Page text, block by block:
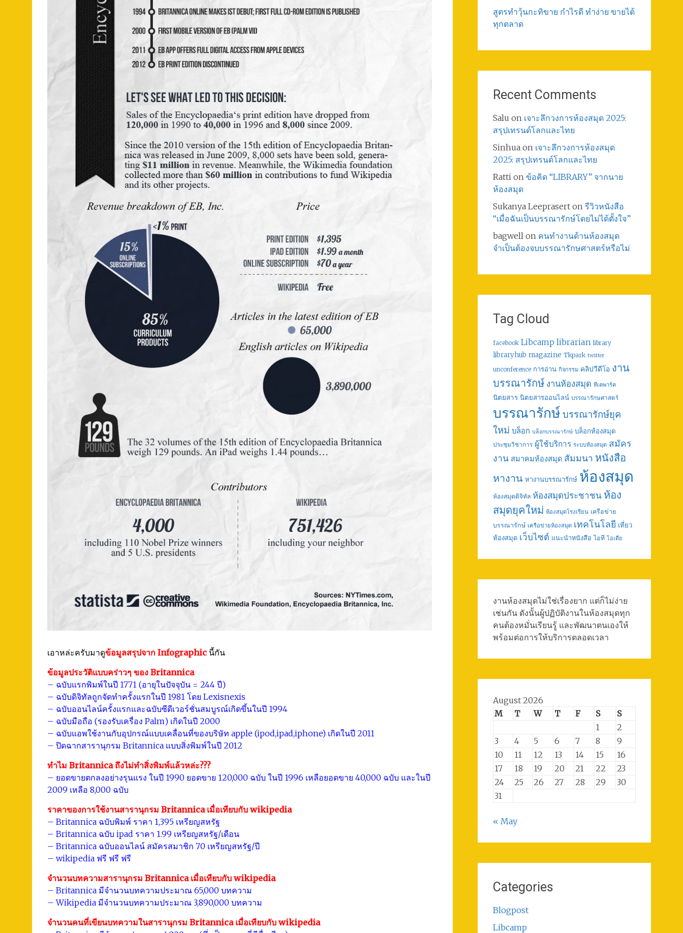
เอาหล่ะครับมาดูข้อมูลสรุปจาก Infographic นี้กัน
ข้อมูลประวัติแบบคร่าวๆ ของ Britannica
– ฉบับแรกพิมพ์ในปี 1771 (อายุในปัจจุบัน = 244 ปี)
– ฉบับดิจิทัลถูกจัดทำครั้งแรกในปี 1981 โดย Lexisnexis
– ฉบับออนไลน์ครั้งแรกและฉบับซีดีเวอร์ชั่นสมบูรณ์เกิดขึ้นในปี 1994
– ฉบับมือถือ (รองรับเครื่อง Palm) เกิดในปี 2000
– ฉบับแอพใช้งานกับอุปกรณ์แบบเคลื่อนที่ของบริษัท apple (ipod,ipad,iphone) เกิดในปี 2011
– ปิดฉากสารานุกรม Britannica แบบสิ่งพิมพ์ในปี 2012
ทำไม Britannica ถึงไม่ทำสิ่งพิมพ์แล้วหล่ะ???
– ยอดขายตกลงอย่างรุนแรง ในปี 1990 ยอดขาย 120,000 ฉบับ ในปี 1996 เหลือยอดขาย 40,000 ฉบับ และในปี
2009 เหลือ 8,000 ฉบับ
ราคาของการใช้งานสารานุกรม Britannica เมื่อเทียบกับ wikipedia
– Britannica ฉบับพิมพ์ ราคา 1,395 เหรียญสหรัฐ
– Britannica ฉบับ ipad ราคา 1.99 เหรียญสหรัฐ/เดือน
– Britannica ฉบับออนไลน์ สมัครสมาชิก 70 เหรียญสหรัฐ/ปี
– wikipedia ฟรี ฟรี ฟรี
จำนวนบทความสารานุกรม Britannica เมื่อเทียบกับ wikipedia
– Britannica มีจำนวนบทความประมาณ 65,000 บทความ
– Wikipedia มีจำนวนบทความประมาณ 3,890,000 บทความ
จำนวนคนที่เขียนบทความในสารานุกรม Britannica เมื่อเทียบกับ wikipedia
สูตรทําวุ้นกะทิขาย กำไรดี ทำง่าย ขายได้
ทุกตลาด
Recent Comments
Salu on เจาะลึกวงการห้องสมุด 2025:
สรุปเทรนด์โลกและไทย
Sinhuaon เจาะลึกวงการห้องสมุด
2025: สรุปเทรนด์โลกและไทย
Rattion ข้อคิด “LIBRARY” จากนาย
ห้องสมุด
Sukanya Leepraserton รีวิวหนังสือ
“เมื่อฉันเป็นบรรณารักษ์โดยไม่ได้ตั้งใจ”
bagwellon คนทำงานด้านห้องสมุด
จำเป็นต้องจบบรรณารักษศาสตร์หรือไม่
Tag Cloud
facebook Libcamp librarian library
libraryhub magazine Tkpark twitter
unconference การอ่าน กิจกรรม คลิปวีดีโอ งาน
บรรณารักษ์ งานห้องสมุด ทีเคพาร์ค
นิตยสาร นิตยสารออนไลน์ บรรณารักษศาสตร์
บรรณารักษ์ บรรณารักษ์ยุค
ใหม่ บล็อก บล็อกบรรณารักษ์ บล็อกห้องสมุด
ประชุมวิชาการ ผู้ใช้บริการ ระบบห้องสมุด สมัคร
งาน สมาคมห้องสมุด สัมมนา หนังสือ
หางาน หางานบรรณารักษ์ ห้องสมุด
ห้องสมุดดิจิทัล ห้องสมุดประชาชน ห้อง
สมุดยุคใหม่ ห้องสมุดโรงเรียน เครือข่าย
บรรณารักษ์ เครือข่ายห้องสมุด เทคโนโลยี เที่ยว
ห้องสมุด เว็บไซต์ แนะนำหนังสือ ไอที ไอเดีย
งานห้องสมุดไม่ใช่เรื่องยาก แต่ก็ไม่ง่าย
เช่นกัน ดังนั้นผู้ปฏิบัติงานในห้องสมุดทุก
คนต้องหมั่นเรียนรู้ และพัฒนาตนเองให้
พร้อมต่อการให้บริการตลอดเวลา
August 2026
M
T W T F S
S
1
2
3
4 5 6 7 8
9
10
11 12 13 14 15
16
17
18 19 20 21 22
23
24
25 26 27 28 29
30
31
« May
Categories
Blogpost
Libcamp